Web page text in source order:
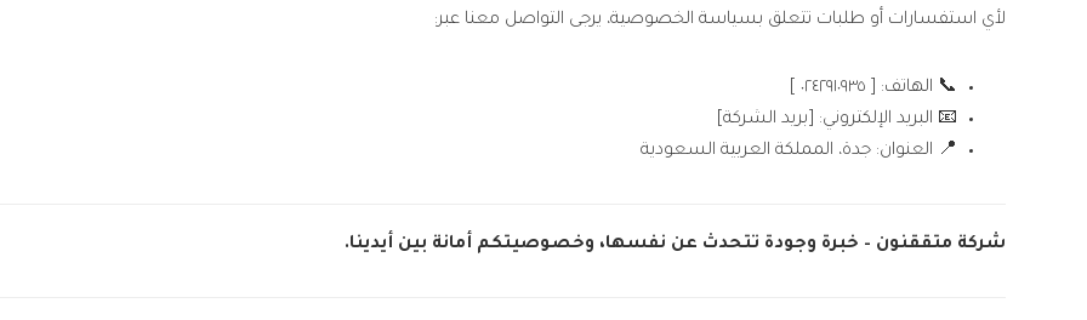
لأي استفسارات أو طلبات تتعلق بسياسة الخصوصية، يرجى التواصل معنا عبر:
📞 الهاتف: [ ٠٢٤٢٩١٠٩٣٥ ]
📧 البريد الإلكتروني: [بريد الشركة]
📍 العنوان: جدة، المملكة العربية السعودية
شركة متققنون – خبرة وجودة تتحدث عن نفسها، وخصوصيتكم أمانة بين أيدينا.